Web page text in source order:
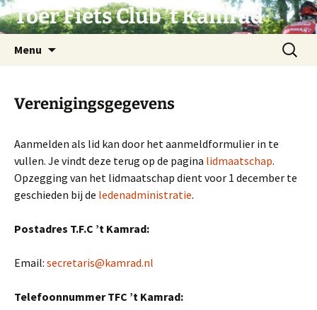
Ga
naarToer Fiets Club ’t Kamrad
Menu
Zoeken
naar:
Verenigingsgegevens
Aanmelden als lid kan door het aanmeldformulier in te
vullen. Je vindt deze terug op de pagina lidmaatschap.
Opzegging van het lidmaatschap dient voor 1 december te
geschieden bij de ledenadministratie.
Postadres T.F.C ’t Kamrad:
Email: secretaris@kamrad.nl
Telefoonnummer TFC ’t Kamrad: